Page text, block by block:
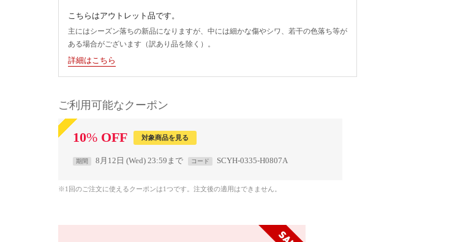
こちらはアウトレット品です。
主にはシーズン落ちの新品になりますが、中には細かな傷やシワ、若干の色落ち等が
ある場合がございます（訳あり品を除く）。
詳細はこちら
ご利用可能なクーポン
10% OFF 対象商品を見る
期間 8月12日 (Wed) 23:59まで コード SCYH-0335-H0807A
※1回のご注文に使えるクーポンは1つです。注文後の適用はできません。